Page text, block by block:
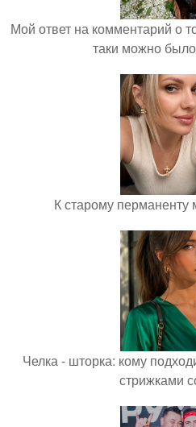
Мой ответ на комментарий о
таки можно
К старому перманенту
Челка - шторка: кому
стрижками